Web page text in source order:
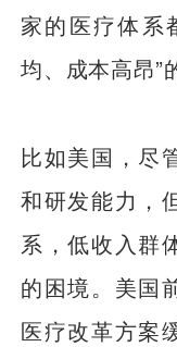
家的医疗体系
均、成本高昂”
比如美国，尽
和研发能力，
系，低收入群
的困境。美国
医疗改革方案